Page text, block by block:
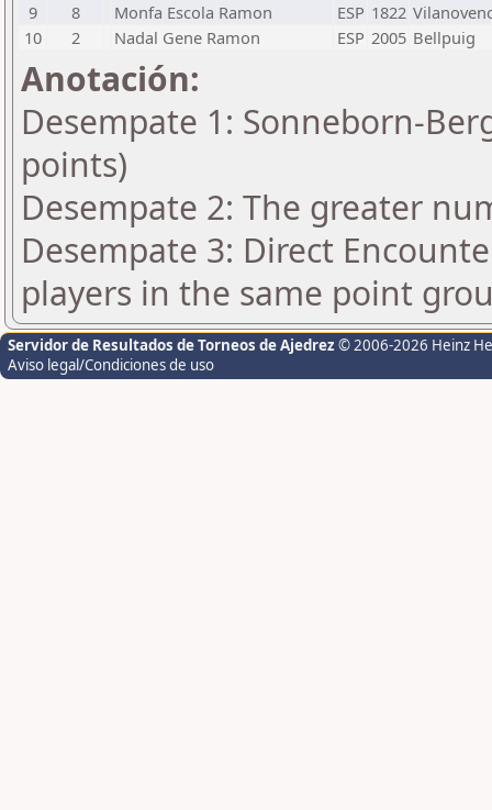
9
8 Monfa Escola Ramon ESP 1822
10
2 Nadal Gene Ramon ESP 2005 Bellpuig
Anotación:
Desempate 1: Sonneborn-
points)
Desempate 2: The greater
Desempate 3: Direct
players in the same point
Servidor de Resultados de Torneos de Ajedrez © 2006-2026 Heinz
Aviso legal/Condiciones de uso